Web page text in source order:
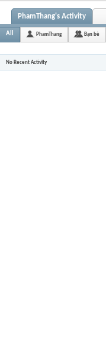
PhamThang's Activity
All PhamThang Bạn bè
No Recent Activity